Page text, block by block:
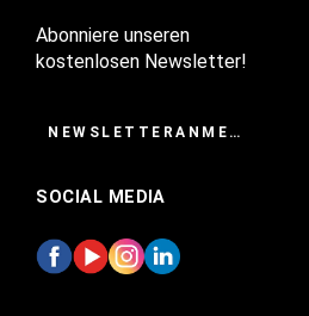
Abonniere unseren
kostenlosen Newsletter!
NEWSLETTERANMELDUNG
SOCIAL MEDIA